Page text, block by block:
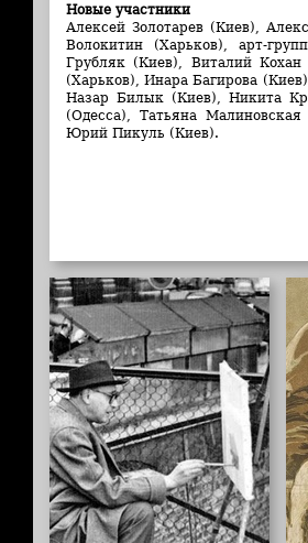
Новые участники
Алексей Золотарев (Киев),
Волокитин (Харьков), арт-
Грубляк (Киев), Виталий
(Харьков), Инара Багирова
Назар Билык (Киев), Никита
(Одесса), Татьяна
Юрий Пикуль (Киев).